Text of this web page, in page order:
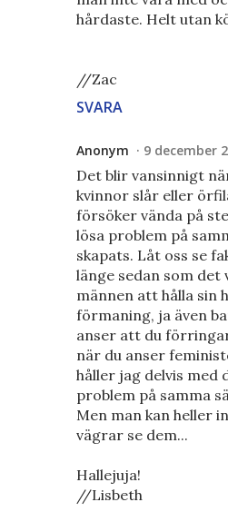
hårdaste. Helt utan
//Zac
SVARA
Anonym 9 december
Det blir vansinnigt
kvinnor slår eller
försöker vända på
lösa problem på
skapats. Låt oss se
länge sedan som
männen att hålla sin
förmaning, ja även
anser att du
när du anser
håller jag delvis med
problem på samma
Men man kan heller
vägrar se dem...
Hallejuja!
//Lisbeth